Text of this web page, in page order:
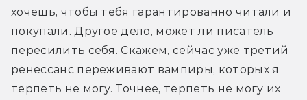
хочешь, чтобы тебя гарантированно читали и
покупали. Другое дело, может ли писатель
пересилить себя. Скажем, сейчас уже третий
ренессанс переживают вампиры, которых я
терпеть не могу. Точнее, терпеть не могу их